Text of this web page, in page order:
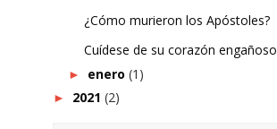
¿Cómo murieron los Apóstoles?
Cuídese de su corazón engañoso
► enero (1)
► 2021 (2)